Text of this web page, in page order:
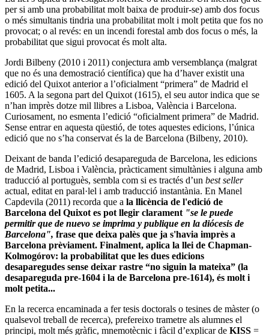
per si amb una probabilitat molt baixa de produir-se) amb dos focus
o més simultanis tindria una probabilitat molt i molt petita que fos no
provocat; o al revés: en un incendi forestal amb dos focus o més, la
probabilitat que sigui provocat és molt alta.
Jordi Bilbeny (2010 i 2011) conjectura amb versemblança (malgrat
que no és una demostració científica) que ha d’haver existit una
edició del Quixot anterior a l’oficialment “primera” de Madrid el
1605. A la segona part del Quixot (1615), el seu autor indica que se
n’han imprès dotze mil llibres a Lisboa, València i Barcelona.
Curiosament, no esmenta l’edició “oficialment primera” de Madrid.
Sense entrar en aquesta qüestió, de totes aquestes edicions, l’única
edició que no s’ha conservat és la de Barcelona (Bilbeny, 2010).
Deixant de banda l’edició desapareguda de Barcelona, les edicions
de Madrid, Lisboa i València, pràcticament simultànies i alguna amb
traducció al portuguès, sembla com si es tractés d’un best seller
actual, editat en paral·lel i amb traducció instantània. En Manel
Capdevila (2011) recorda que a la llicència de l'edició de
Barcelona del Quixot es pot llegir clarament "se le puede
permitir que de nuevo se imprima y publique en la diócesis de
Barcelona", frase que deixa palès que ja s'havia imprès a
Barcelona prèviament. Finalment, aplica la llei de Chapman-
Kolmogórov: la probabilitat que les dues edicions
desaparegudes sense deixar rastre “no siguin la mateixa” (la
desapareguda pre-1604 i la de Barcelona pre-1614), és molt i
molt petita...
En la recerca encaminada a fer tesis doctorals o tesines de màster (o
qualsevol treball de recerca), prefereixo trametre als alumnes el
principi, molt més gràfic, mnemotècnic i fàcil d’explicar de KISS =